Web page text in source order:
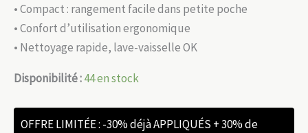
• Compact : rangement facile dans petite poche
• Confort d’utilisation ergonomique
• Nettoyage rapide, lave-vaisselle OK
Disponibilité :44 en stock
OFFRE LIMITÉE : -30% déjà APPLIQUÉS + 30% de